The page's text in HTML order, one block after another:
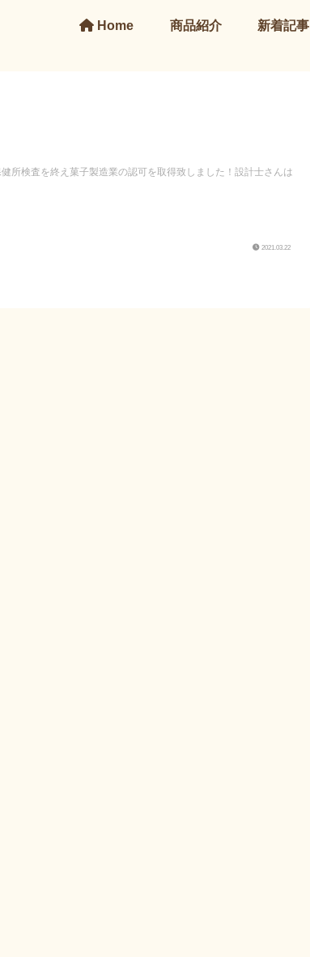
Home 商品紹介 新着記事
所検査を終え菓子製造業の認可を取得致しました！設計士さんは
2021.03.22